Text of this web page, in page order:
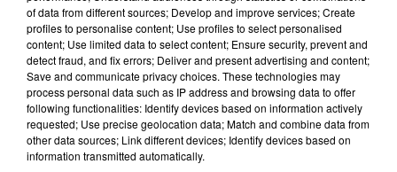
Nice : un salon de coiffure fermé après un contrôle
of data from different sources; Develop and improve services; Create
profiles to personalise content; Use profiles to select personalised
content; Use limited data to select content; Ensure security, prevent and
detect fraud, and fix errors; Deliver and present advertising and content;
Save and communicate privacy choices. These technologies may
process personal data such as IP address and browsing data to offer
following functionalities: Identify devices based on information actively
requested; Use precise geolocation data; Match and combine data from
other data sources; Link different devices; Identify devices based on
information transmitted automatically.